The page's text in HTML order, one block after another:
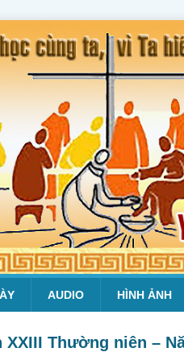
AUDIO HÌNH ẢNH
Thường niên –